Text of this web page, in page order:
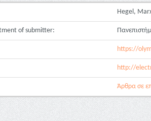
Hegel,
of submitter:
https://
http://
Άρθρα σε